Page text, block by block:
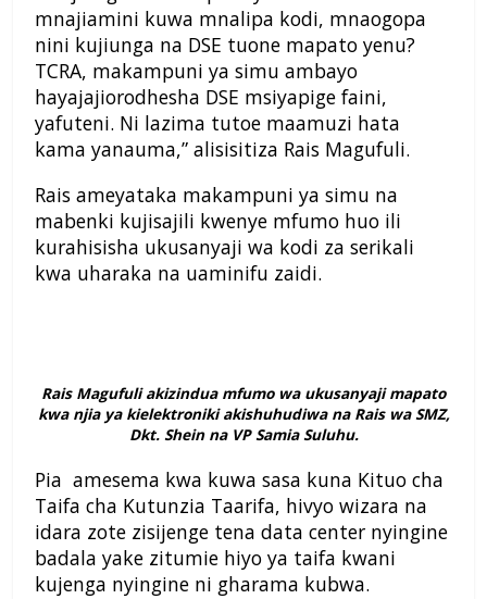
mnajiamini kuwa mnalipa kodi, mnaogopa
nini kujiunga na DSE tuone mapato yenu?
TCRA, makampuni ya simu ambayo
hayajajiorodhesha DSE msiyapige faini,
yafuteni. Ni lazima tutoe maamuzi hata
kama yanauma,” alisisitiza Rais Magufuli.
Rais ameyataka makampuni ya simu na
mabenki kujisajili kwenye mfumo huo ili
kurahisisha ukusanyaji wa kodi za serikali
kwa uharaka na uaminifu zaidi.
Rais Magufuli akizindua mfumo wa ukusanyaji mapato
kwa njia ya kielektroniki akishuhudiwa na Rais wa SMZ,
Dkt. Shein na VP Samia Suluhu.
Pia amesema kwa kuwa sasa kuna Kituo cha
Taifa cha Kutunzia Taarifa, hivyo wizara na
idara zote zisijenge tena data center nyingine
badala yake zitumie hiyo ya taifa kwani
kujenga nyingine ni gharama kubwa.